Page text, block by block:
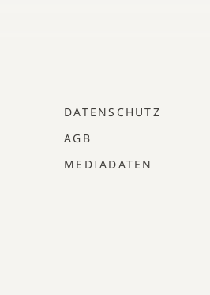
DATENSCHUTZ
AGB
MEDIADATEN